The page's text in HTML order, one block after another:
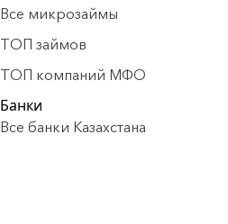
Все микрозаймы
ТОП займов
ТОП компаний МФО
Банки
Все банки Казахстана